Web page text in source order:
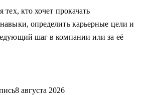
тех, кто хочет прокачать
определить карьерные цели и
шаг в компании или за её
8 августа 2026